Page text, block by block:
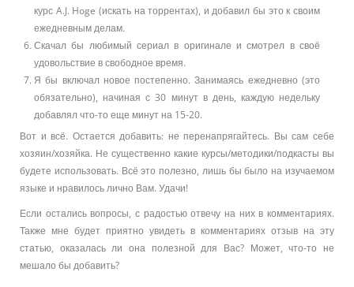
курс A.J. Hoge (искать на торрентах), и добавил бы это к своим
ежедневным делам.
Скачал бы любимый сериал в оригинале и смотрел в своё
удовольствие в свободное время.
Я бы включал новое постепенно. Занимаясь ежедневно (это
обязательно), начиная с 30 минут в день, каждую недельку
добавлял что-то еще минут на 15-20.
Вот и всё. Остается добавить: не перенапрягайтесь. Вы сам себе
хозяин/хозяйка. Не существенно какие курсы/методики/подкасты вы
будете использовать. Всё это полезно, лишь бы было на изучаемом
языке и нравилось лично Вам. Удачи!
Если остались вопросы, с радостью отвечу на них в комментариях.
Также мне будет приятно увидеть в комментариях отзыв на эту
статью, оказалась ли она полезной для Вас? Может, что-то не
мешало бы добавить?